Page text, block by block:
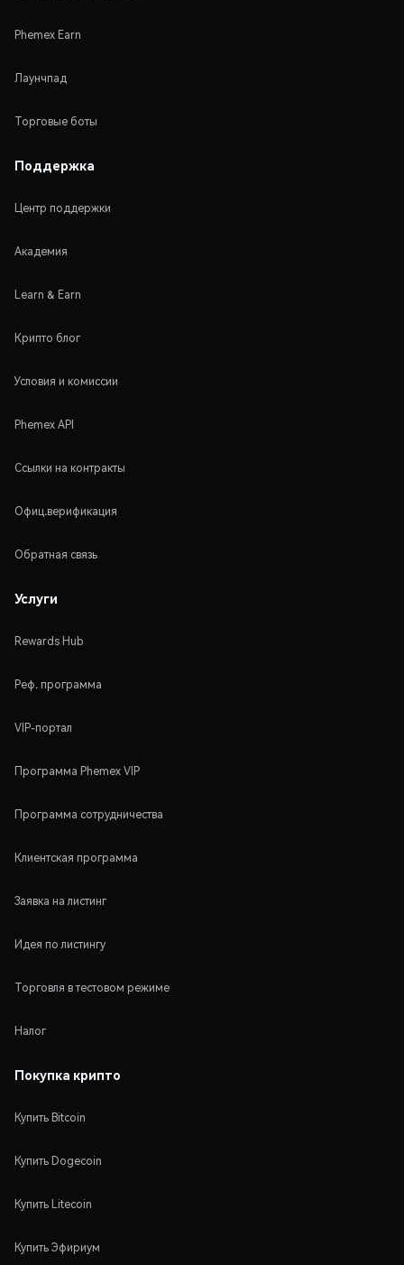
Phemex Earn
Лаунчпад
Торговые боты
Поддержка
Центр поддержки
Академия
Learn & Earn
Крипто блог
Условия и комиссии
Phemex API
Ссылки на контракты
Офиц.верификация
Обратная связь
Услуги
Rewards Hub
Реф. программа
VIP-портал
Программа Phemex VIP
Программа сотрудничества
Клиентская программа
Заявка на листинг
Идея по листингу
Торговля в тестовом режиме
Налог
Покупка крипто
Купить Bitcoin
Купить Dogecoin
Купить Litecoin
Купить Эфириум